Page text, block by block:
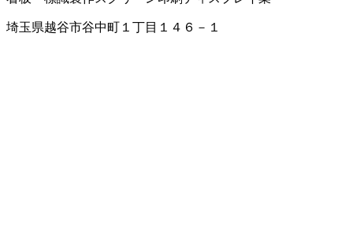
埼玉県越谷市谷中町１丁目１４６－１